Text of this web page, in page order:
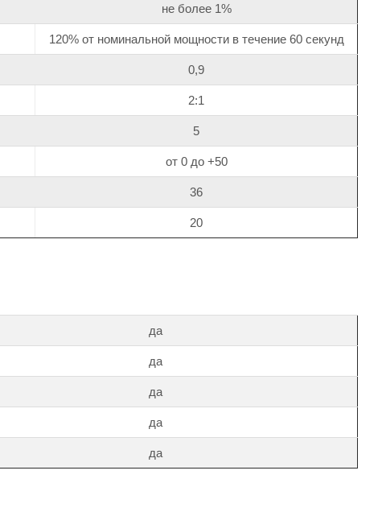
не более 1%
120% от номинальной мощности в течение 60 секунд
0,9
2:1
5
от 0 до +50
36
20
да
да
да
да
да